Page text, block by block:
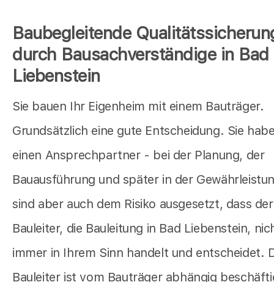
Baubegleitende
durch Bausachverständige in Bad
Liebenstein
Sie bauen Ihr Eigenheim mit einem Bauträger.
Grundsätzlich eine gute Entscheidung. Sie
einen Ansprechpartner - bei der Planung, der
Bauausführung und später in der
sind aber auch dem Risiko ausgesetzt, dass der
Bauleiter, die Bauleitung in Bad Liebenstein,
immer in Ihrem Sinn handelt und entscheidet.
Bauleiter ist vom Bauträger abhängig